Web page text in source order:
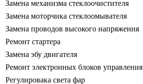
Замена механизма стеклоочистителя
Замена моторчика стеклоомывателя
Замена проводов высокого напряжения
Ремонт стартера
Замена эбу двигателя
Ремонт электронных блоков управления
Регулировака света фар